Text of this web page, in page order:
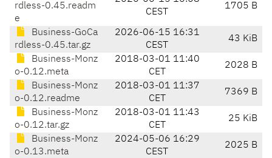
rdless-0.45.readm
e
CEST
1705 B
Business-GoCa
rdless-0.45.tar.gz
2026-06-15 16:31
CEST
43 KiB
Business-Monz
o-0.12.meta
2018-03-01 11:40
CET
2028 B
Business-Monz
o-0.12.readme
2018-03-01 11:37
CET
7369 B
Business-Monz
o-0.12.tar.gz
2018-03-01 11:43
CET
25 KiB
Business-Monz
o-0.13.meta
2024-05-06 16:29
CEST
2025 B